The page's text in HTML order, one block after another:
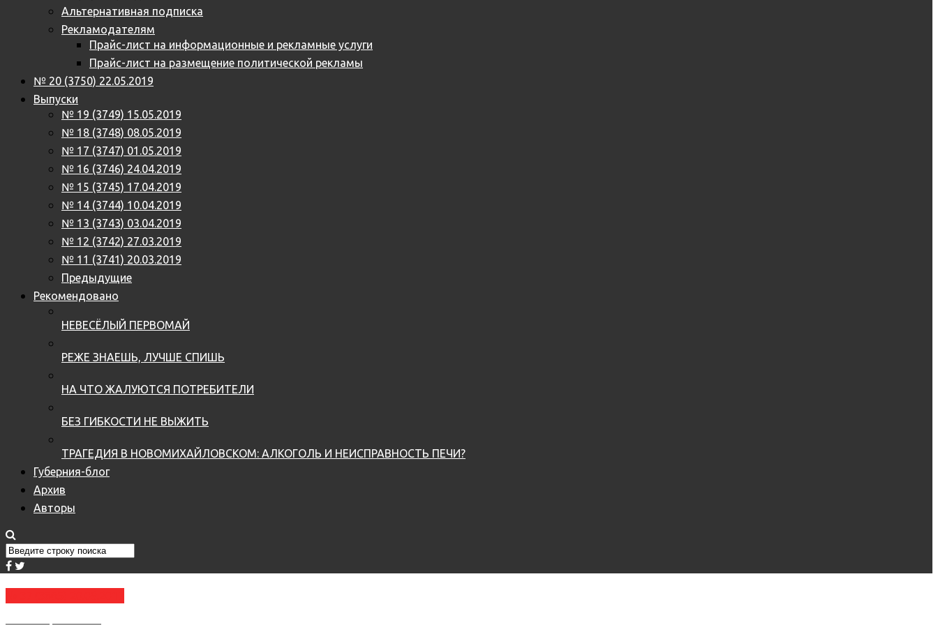
Альтернативная подписка
Рекламодателям
Прайс-лист на информационные и рекламные услуги
Прайс-лист на размещение политической рекламы
№ 20 (3750) 22.05.2019
Выпуски
№ 19 (3749) 15.05.2019
№ 18 (3748) 08.05.2019
№ 17 (3747) 01.05.2019
№ 16 (3746) 24.04.2019
№ 15 (3745) 17.04.2019
№ 14 (3744) 10.04.2019
№ 13 (3743) 03.04.2019
№ 12 (3742) 27.03.2019
№ 11 (3741) 20.03.2019
Предыдущие
Рекомендовано
НЕВЕСЁЛЫЙ ПЕРВОМАЙ
РЕЖЕ ЗНАЕШЬ, ЛУЧШЕ СПИШЬ
НА ЧТО ЖАЛУЮТСЯ ПОТРЕБИТЕЛИ
БЕЗ ГИБКОСТИ НЕ ВЫЖИТЬ
ТРАГЕДИЯ В НОВОМИХАЙЛОВСКОМ: АЛКОГОЛЬ И НЕИСПРАВНОСТЬ ПЕЧИ?
Губерния-блог
Архив
Авторы